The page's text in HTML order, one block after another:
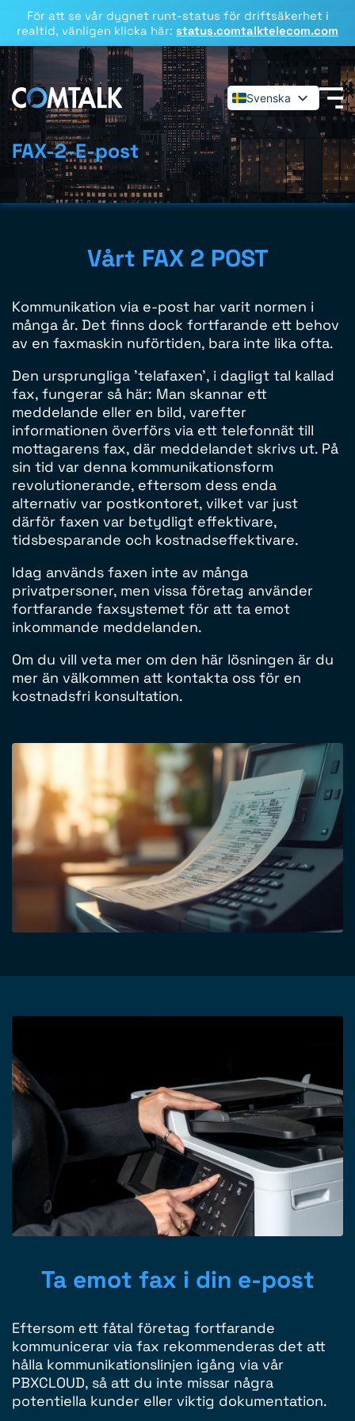
För att se vår dygnet runt-status för driftsäkerhet i
realtid, vänligen klicka här: status.comtalktelecom.com
Svenska
English
Español
Deutsch
Français
Polski
FAX-2-E-post
Vårt FAX 2 POST
Kommunikation via e-post har varit normen i
många år. Det finns dock fortfarande ett behov
av en faxmaskin nuförtiden, bara inte lika ofta.
Den ursprungliga 'telafaxen', i dagligt tal kallad
fax, fungerar så här: Man skannar ett
meddelande eller en bild, varefter
informationen överförs via ett telefonnät till
mottagarens fax, där meddelandet skrivs ut. På
sin tid var denna kommunikationsform
revolutionerande, eftersom dess enda
alternativ var postkontoret, vilket var just
därför faxen var betydligt effektivare,
tidsbesparande och kostnadseffektivare.
Idag används faxen inte av många
privatpersoner, men vissa företag använder
fortfarande faxsystemet för att ta emot
inkommande meddelanden.
Om du vill veta mer om den här lösningen är du
mer än välkommen att kontakta oss för en
kostnadsfri konsultation.
Ta emot fax i din e-post
Eftersom ett fåtal företag fortfarande
kommunicerar via fax rekommenderas det att
hålla kommunikationslinjen igång via vår
PBXCLOUD, så att du inte missar några
potentiella kunder eller viktig dokumentation.